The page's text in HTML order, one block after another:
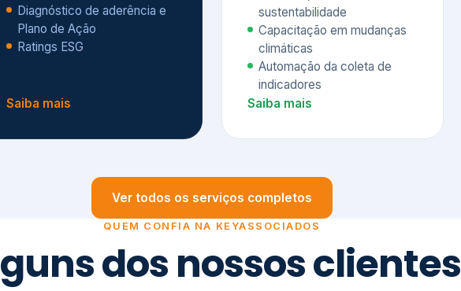
Diagnóstico de aderência e
Plano de Ação
Ratings ESG
Saiba mais
sustentabilidade
Capacitação em mudanças
climáticas
Automação da coleta de
indicadores
Saiba mais
Ver todos os serviços completos
QUEM CONFIA NA KEYASSOCIADOS
dos nossos clientes